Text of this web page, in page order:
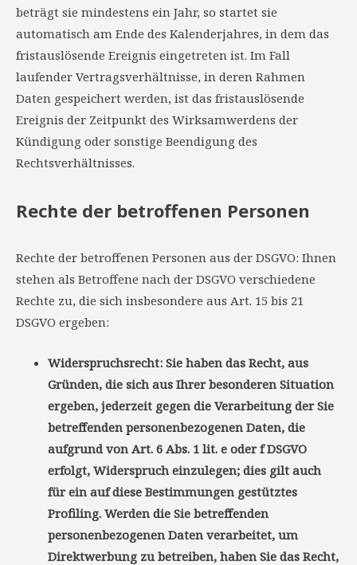
beträgt sie mindestens ein Jahr, so startet sie
automatisch am Ende des Kalenderjahres, in dem das
fristauslösende Ereignis eingetreten ist. Im Fall
laufender Vertragsverhältnisse, in deren Rahmen
Daten gespeichert werden, ist das fristauslösende
Ereignis der Zeitpunkt des Wirksamwerdens der
Kündigung oder sonstige Beendigung des
Rechtsverhältnisses.
Rechte der betroffenen Personen
Rechte der betroffenen Personen aus der DSGVO: Ihnen
stehen als Betroffene nach der DSGVO verschiedene
Rechte zu, die sich insbesondere aus Art. 15 bis 21
DSGVO ergeben:
Widerspruchsrecht: Sie haben das Recht, aus
Gründen, die sich aus Ihrer besonderen Situation
ergeben, jederzeit gegen die Verarbeitung der Sie
betreffenden personenbezogenen Daten, die
aufgrund von Art. 6 Abs. 1 lit. e oder f DSGVO
erfolgt, Widerspruch einzulegen; dies gilt auch
für ein auf diese Bestimmungen gestütztes
Profiling. Werden die Sie betreffenden
personenbezogenen Daten verarbeitet, um
Direktwerbung zu betreiben, haben Sie das Recht,